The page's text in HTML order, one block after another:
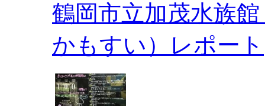
鶴岡市立加茂水族
かもすい）レポート